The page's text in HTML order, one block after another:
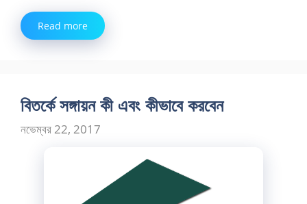
Read more
বিতর্কে সঙ্গায়ন কী এবং কীভাবে করবেন
নভেম্বর 22, 2017